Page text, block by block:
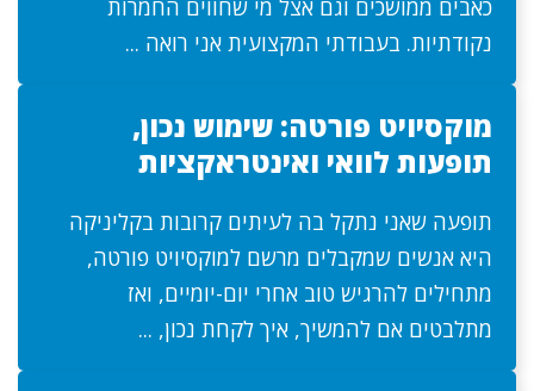
כאבים ממושכים וגם אצל מי שחווים החמרות
נקודתיות. בעבודתי המקצועית אני רואה ...
מוקסיויט פורטה: שימוש נכון,
תופעות לוואי ואינטראקציות
תופעה שאני נתקל בה לעיתים קרובות בקליניקה
היא אנשים שמקבלים מרשם למוקסיויט פורטה,
מתחילים להרגיש טוב אחרי יום-יומיים, ואז
מתלבטים אם להמשיך, איך לקחת נכון, ...